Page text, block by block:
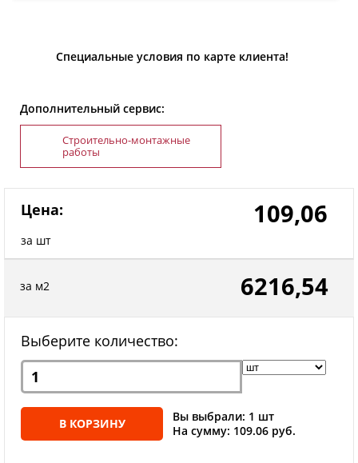
Специальные условия по карте клиента!
Дополнительный сервис:
Строительно-монтажные
работы
Цена:
за шт
109,06
за м2 6216,54
Выберите количество:
В КОРЗИНУ
Вы выбрали: 1 шт
На сумму: 109.06 руб.